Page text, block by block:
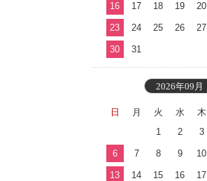
16 17 18 19 20
23 24 25 26 27
30 31
2026年09月
日 月 火 水 木
1
2 3
6 7 8 9 10
13 14 15 16 17